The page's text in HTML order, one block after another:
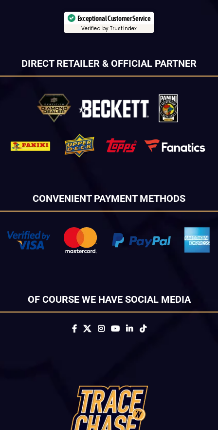
Exceptional Customer Service
Verified by Trustindex
DIRECT RETAILER & OFFICIAL PARTNER
CONVENIENT PAYMENT METHODS
OF COURSE WE HAVE SOCIAL MEDIA